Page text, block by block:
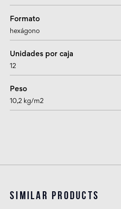
Formato
hexágono
Unidades por caja
12
Peso
10,2 kg/m2
Similar products